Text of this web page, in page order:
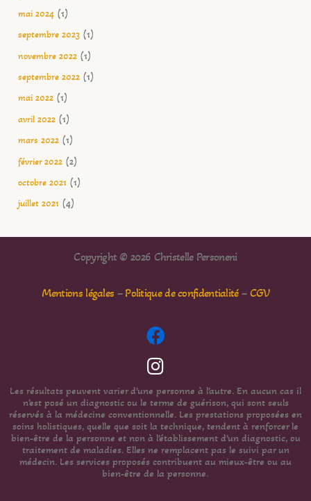
mai 2024 (1)
septembre 2023 (1)
novembre 2022 (1)
septembre 2022 (1)
mai 2022 (1)
avril 2022 (1)
mars 2022 (1)
février 2022 (2)
octobre 2021 (1)
juillet 2021 (4)
Copyright © 2026 Christelle Personeni
Mentions légales –Politique de confidentialité–CGV
Les résultats peuvent varier d’une personne à l’autre. En aucun cas il
n’est posé un diagnostic ou le terme de guérison, qui sont seuls
réservés à la médecine conventionnelle. Les prestations proposées en
soins holistiques, quelle que soit la technique, tendent à renforcer le
bien-être de la personne et non à l’établissement d’un diagnostic, ou
traitement de maladies. Elles ne remplacent pas le suivi par un
médecin. Les services proposés contribuent au mieux-être ou au
bien-être de la personne.